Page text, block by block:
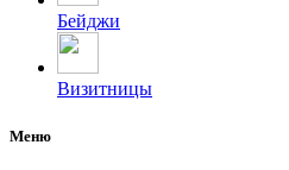
Бейджи
Визитницы
Меню